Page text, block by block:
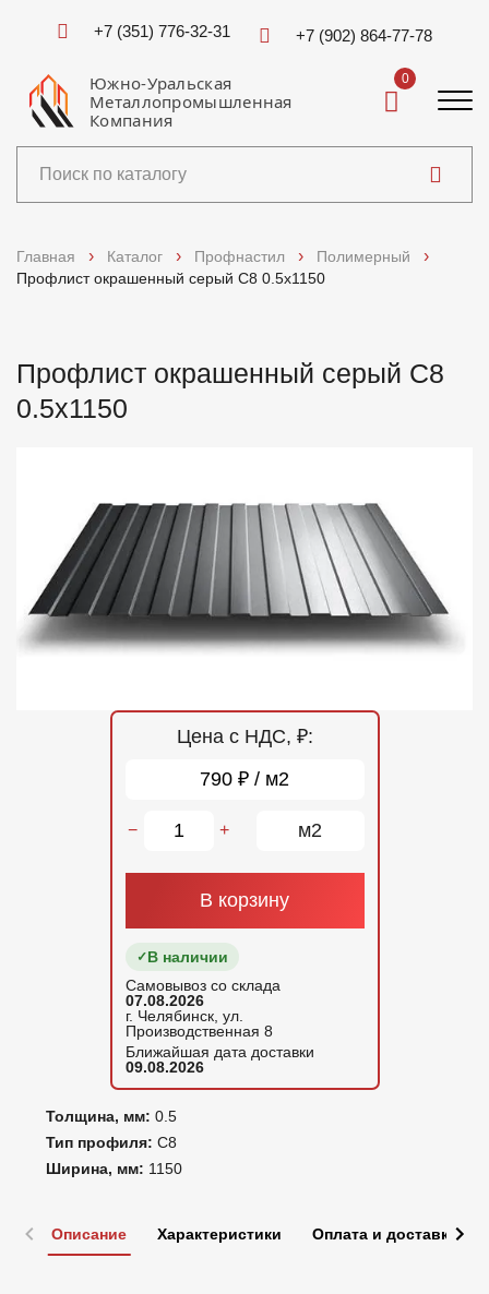
+7 (351) 776-32-31 +7 (902) 864-77-78
Южно-Уральская
Металлопромышленная
Компания
0
Доставка и оплата
Отзывы
Контакты
Главная Каталог Профнастил
Полимерный
Профлист окрашенный серый C8 0.5x1150
Профлист окрашенный серый C8
0.5x1150
Толщина, мм: 0.5
Тип профиля: С8
Ширина, мм: 1150
Цена с НДС, ₽:
790 ₽ / м2
− + м2
В корзину
В наличии
Самовывоз со склада
07.08.2026
г. Челябинск, ул.
Производственная 8
Ближайшая дата доставки
09.08.2026
Описание Характеристики Оплата и доставка